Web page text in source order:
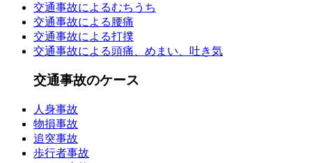
交通事故によるむちうち
交通事故による腰痛
交通事故による打撲
交通事故による頭痛、めまい、吐き気
交通事故のケース
人身事故
物損事故
追突事故
歩行者事故